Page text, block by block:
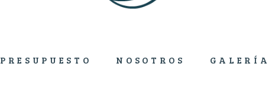
PRESUPUESTO NOSOTROS GALERÍA